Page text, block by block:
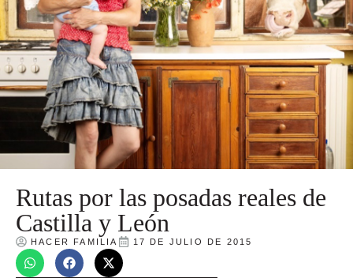
Rutas por las posadas reales de
Castilla y León
HACER FAMILIA 17 DE JULIO DE 2015